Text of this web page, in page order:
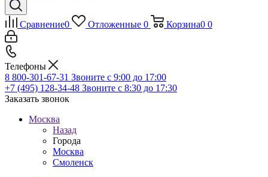
Сравнение0 Отложенные 0 Корзина0 0
Телефоны
8 800-301-67-31 Звоните с 9:00 до 17:00
+7 (495) 128-34-48 Звоните с 8:30 до 17:30
Заказать звонок
Москва
Назад
Города
Москва
Смоленск